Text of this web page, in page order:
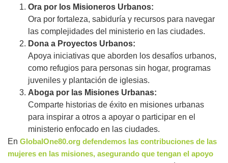
Ora por los Misioneros Urbanos:
Ora por fortaleza, sabiduría y recursos para navegar
las complejidades del ministerio en las ciudades.
Dona a Proyectos Urbanos:
Apoya iniciativas que aborden los desafíos urbanos,
como refugios para personas sin hogar, programas
juveniles y plantación de iglesias.
Aboga por las Misiones Urbanas:
Comparte historias de éxito en misiones urbanas
para inspirar a otros a apoyar o participar en el
ministerio enfocado en las ciudades.
En GlobalOne80.org defendemos las contribuciones de las
mujeres en las misiones, asegurando que tengan el apoyo